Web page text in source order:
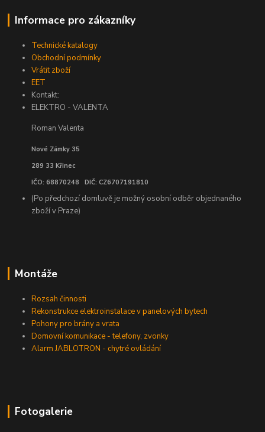
Informace pro zákazníky
Technické katalogy
Obchodní podmínky
Vrátit zboží
EET
Kontakt:
ELEKTRO - VALENTA
Roman Valenta
Nové Zámky 35
289 33 Křinec
IČO: 68870248 DIČ: CZ6707191810
(Po předchozí domluvě je možný osobní odběr objednaného
zboží v Praze)
Montáže
Rozsah činnosti
Rekonstrukce elektroinstalace v panelových bytech
Pohony pro brány a vrata
Domovní komunikace - telefony, zvonky
Alarm JABLOTRON - chytré ovládání
Fotogalerie